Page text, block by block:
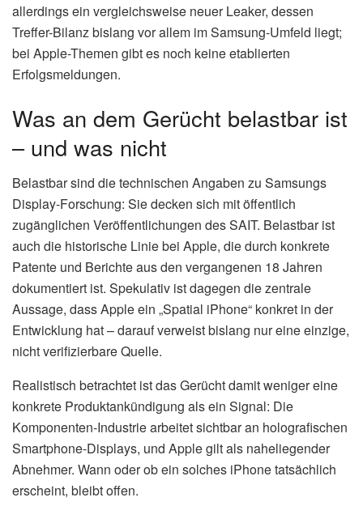
allerdings ein vergleichsweise neuer Leaker, dessen
Treffer-Bilanz bislang vor allem im Samsung-Umfeld liegt;
bei Apple-Themen gibt es noch keine etablierten
Erfolgsmeldungen.
Was an dem Gerücht belastbar ist
– und was nicht
Belastbar sind die technischen Angaben zu Samsungs
Display-Forschung: Sie decken sich mit öffentlich
zugänglichen Veröffentlichungen des SAIT. Belastbar ist
auch die historische Linie bei Apple, die durch konkrete
Patente und Berichte aus den vergangenen 18 Jahren
dokumentiert ist. Spekulativ ist dagegen die zentrale
Aussage, dass Apple ein „Spatial iPhone“ konkret in der
Entwicklung hat – darauf verweist bislang nur eine einzige,
nicht verifizierbare Quelle.
Realistisch betrachtet ist das Gerücht damit weniger eine
konkrete Produktankündigung als ein Signal: Die
Komponenten-Industrie arbeitet sichtbar an holografischen
Smartphone-Displays, und Apple gilt als naheliegender
Abnehmer. Wann oder ob ein solches iPhone tatsächlich
erscheint, bleibt offen.